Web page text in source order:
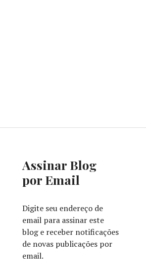
Assinar Blog
por Email
Digite seu endereço de
email para assinar este
blog e receber notificações
de novas publicações por
email.